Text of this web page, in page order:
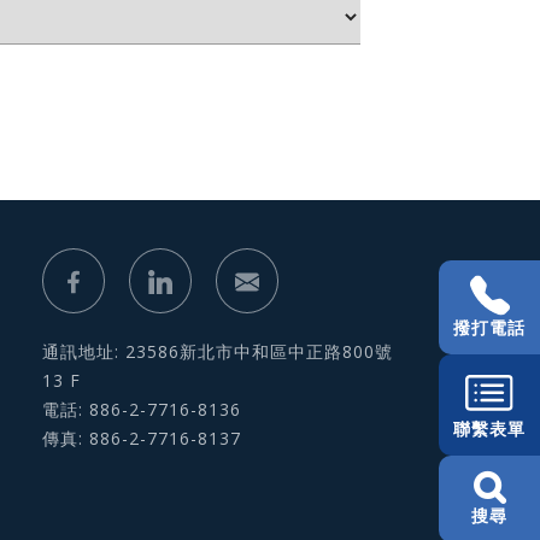
通訊地址: 23586新北市中和區中正路800號
13 F
電話: 886-2-7716-8136
傳真: 886-2-7716-8137
撥打電話
聯繫表單
搜尋